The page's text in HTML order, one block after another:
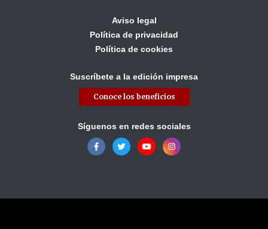
Aviso legal
Política de privacidad
Política de cookies
Suscríbete a la edición impresa
Conoce los beneficios
Síguenos en redes sociales